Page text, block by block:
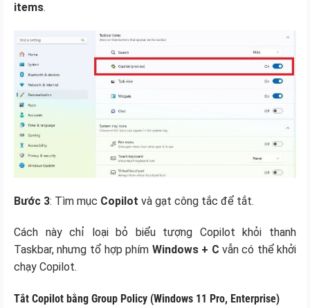
items.
Bước 3: Tìm mục Copilot và gạt công tắc để tắt.
Cách này chỉ loại bỏ biểu tượng Copilot khỏi thanh
Taskbar, nhưng tổ hợp phím Windows + C vẫn có thể khởi
chạy Copilot.
Tắt Copilot bằng Group Policy (Windows 11 Pro, Enterprise)